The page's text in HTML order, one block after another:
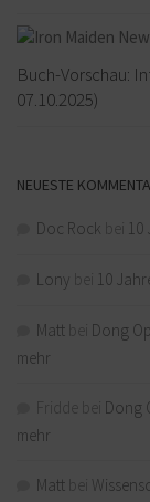
Buch-Vorschau:
07.10.2025)
NEUESTE
Doc Rock 10
Lony 10
Matt
Dong
mehr
Dong
mehr
Matt